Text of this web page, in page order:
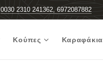
0030 2310 241362, 6972087882
Κούπες Καραφάκια